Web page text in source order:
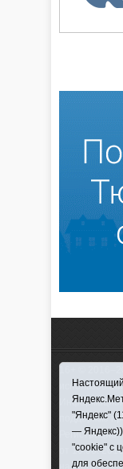
поддержке
от 10.06.
надзору в
"Яндекс"
—
"cookie" с
для